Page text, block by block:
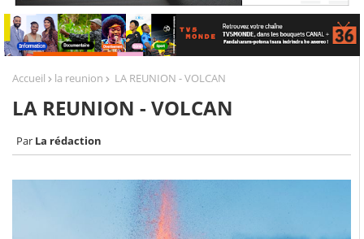
Retrouvez votre chaîne @TV5MONDE, dans les bouquets CANAL+ 36 . Fandaharam-potoana tsara indrindra ho anareo!
Accueil la reunion LA REUNION - VOLCAN
LA REUNION - VOLCAN
La rédaction